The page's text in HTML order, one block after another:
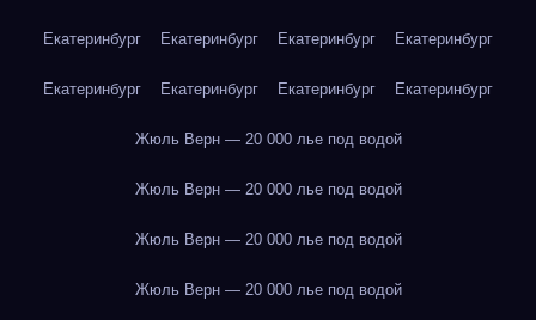
Екатеринбург Екатеринбург Екатеринбург Екатеринбург
Екатеринбург Екатеринбург Екатеринбург Екатеринбург
Жюль Верн — 20 000 лье под водой
Жюль Верн — 20 000 лье под водой
Жюль Верн — 20 000 лье под водой
Жюль Верн — 20 000 лье под водой